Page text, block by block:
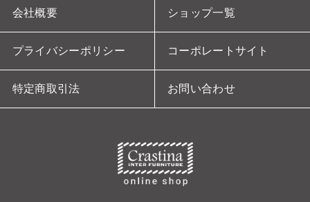
会社概要 ショップ一覧
プライバシーポリシー コーポレートサイト
特定商取引法 お問い合わせ